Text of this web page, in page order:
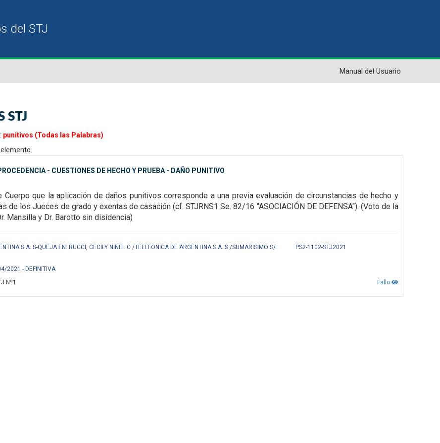
Manual del Usuario
STJ
punitivos (Todas las Palabras)
elemento.
- CUESTIONES DE HECHO Y PRUEBA - DAÑO PUNITIVO
Cuerpo que la aplicación de daños punitivos corresponde a una previa evaluación de circunstancias de hecho y
de los Jueces de grado y exentas de casación (cf. STJRNS1 Se. 82/16 "ASOCIACIÓN DE DEFENSA"). (Voto de la
Mansilla y Dr. Barotto sin disidencia)
S.A. S-QUEJA EN: RUCCI, CECILY NINEL C /TELEFONICA DE ARGENTINA S.A. S /SUMARISIMO S/
PS2-1102-STJ2021
2021 - DEFINITIVA
Fallo
Nº1